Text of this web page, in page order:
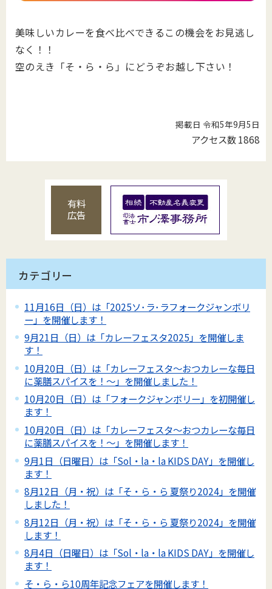
美味しいカレーを食べ比べできるこの機会をお見逃し
なく！！
空のえき「そ・ら・ら」にどうぞお越し下さい！
掲載日 令和5年9月5日
アクセス数1868
有料
広告
カテゴリー
11月16日（日）は「2025ソ･ラ･ラフォークジャンボリ
ー」を開催します！
9月21日（日）は「カレーフェスタ2025」を開催しま
す！
10月20日（日）は「カレーフェスタ～おつカレーな毎日
に薬膳スパイスを！～」を開催しました！
10月20日（日）は「フォークジャンボリー」を初開催し
ます！
10月20日（日）は「カレーフェスタ～おつカレーな毎日
に薬膳スパイスを！～」を開催します！
9月1日（日曜日）は「Sol・la・la KIDS DAY」を開催し
ます！
8月12日（月・祝）は「そ・ら・ら 夏祭り2024」を開催
しました！
8月12日（月・祝）は「そ・ら・ら 夏祭り2024」を開催
します！
8月4日（日曜日）は「Sol・la・la KIDS DAY」を開催し
ます！
そ・ら・ら10周年記念フェアを開催します！